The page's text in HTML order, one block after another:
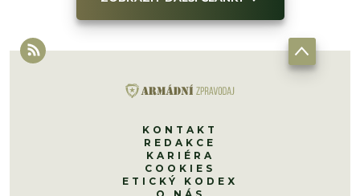
KONTAKT
REDAKCE
KARIÉRA
COOKIES
ETICKÝ KODEX